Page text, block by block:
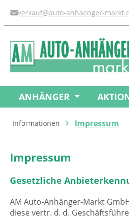
Zur Hauptnavigation
verkauf@auto-anhaenger-
ANHÄNGER
Informationen Impressum
Impressum
Gesetzliche
AM Auto-Anhänger-Markt
diese vertr. d. d.